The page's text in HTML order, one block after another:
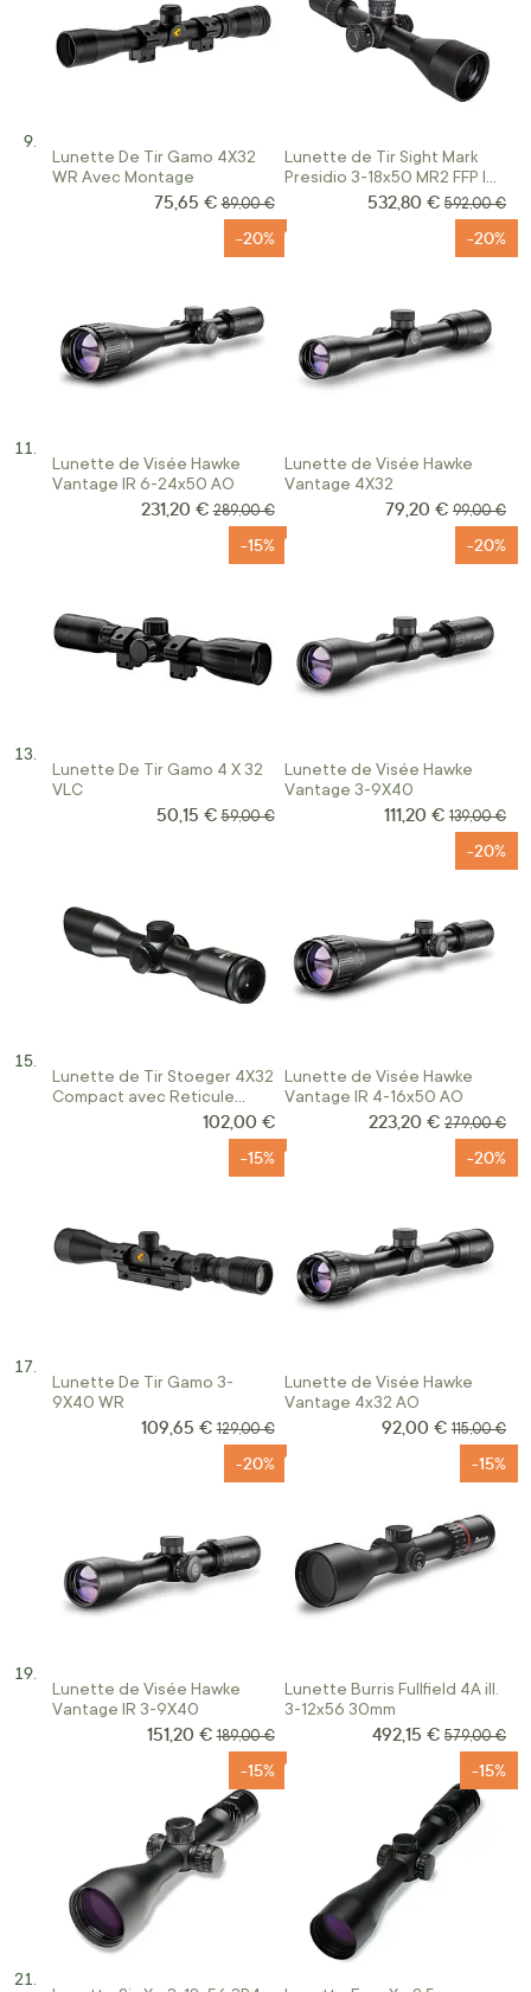
Lunette De Tir Gamo 4X32
WR Avec Montage
Prix Spécial
75,65 € Prix normal
89,00 €
Lunette de Tir Sight Mark
Presidio 3-18x50 MR2 FFP IR
Prix Spécial
532,80 € Prix normal
592,00 €
Lunette de Visée Hawke
Vantage IR 6-24x50 AO
-20%
Prix Spécial
231,20 € Prix normal
289,00 €
Lunette de Visée Hawke
Vantage 4X32
-20%
Prix Spécial
79,20 € Prix
99,00 €
Lunette De Tir Gamo 4 X 32
VLC
-15%
Prix Spécial
50,15 € Prix normal
59,00 €
Lunette de Visée Hawke
Vantage 3-9X40
-20%
Prix Spécial
111,20 € Prix normal
139,00 €
Lunette de Tir Stoeger 4X32
Compact avec Reticule
Lumineux et Montage102,00 €
Lunette de Visée Hawke
Vantage IR 4-16x50 AO
-20%
Prix Spécial
223,20 € Prix normal
279,00 €
Lunette De Tir Gamo 3-
9X40 WR
-15%
Prix Spécial
109,65 € Prix normal
129,00 €
Lunette de Visée Hawke
Vantage 4x32 AO
-20%
Prix Spécial
92,00 € Prix
115,00 €
Lunette de Visée Hawke
Vantage IR 3-9X40
-20%
Prix Spécial
151,20 € Prix normal
189,00 €
Lunette Burris Fullfield 4A ill.
3-12x56 30mm
-15%
Prix Spécial
492,15 € Prix normal
579,00 €
-15% -15%